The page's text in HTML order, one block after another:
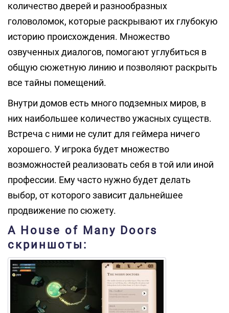
количество дверей и разнообразных
головоломок, которые раскрывают их глубокую
историю происхождения. Множество
озвученных диалогов, помогают углубиться в
общую сюжетную линию и позволяют раскрыть
все тайны помещений.
Внутри домов есть много подземных миров, в
них наибольшее количество ужасных существ.
Встреча с ними не сулит для геймера ничего
хорошего. У игрока будет множество
возможностей реализовать себя в той или иной
профессии. Ему часто нужно будет делать
выбор, от которого зависит дальнейшее
продвижение по сюжету.
A House of Many Doors
скриншоты: